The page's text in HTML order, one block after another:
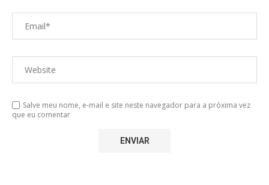
Salve meu nome, e-mail e site neste navegador para a próxima vez
que eu comentar